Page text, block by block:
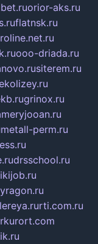
orior-aks.ru
flatnsk.ru
ooo-driada.ru
siterem.ru
grinox.ru
metall-perm.ru
drsschool.ru
rti.com.ru